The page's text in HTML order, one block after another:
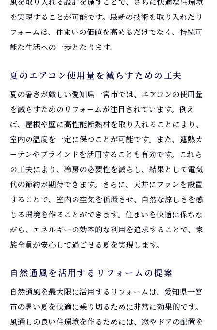
を実現することが可能です。最新の技術を取り入れたリ
フォームは、住まいの価値を高めるだけでなく、持続可
能な生活への一歩となります。
夏のエアコン使用量を減らすための工夫
夏の暑さが厳しい愛知県一宮市では、エアコンの使用量
を減らすためのリフォームが注目されています。例え
ば、屋根や壁に高性能断熱材を取り入れることにより、
室内の温度を一定に保つことが可能です。また、遮熱カ
ーテンやブラインドを活用することも有効です。これら
の工夫により、冷房の必要性を減らし、結果として電気
代の節約が期待できます。さらに、天井にファンを設置
することで、室内の空気を循環させ、自然な涼しさを感
じる環境を作ることができます。住まいを快適に保ちな
がら、エネルギーの効率的な利用を追求することで、家
族全員が安心して過ごせる夏を実現します。
自然通風を活用するリフォームの提案
自然通風を最大限に活用するリフォームは、愛知県一宮
市の暑い夏を快適に乗り切るために非常に効果的です。
風通しの良い住環境を作るためには、窓やドアの配置を